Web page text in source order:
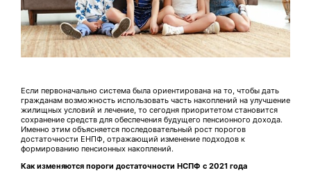
Если первоначально система была ориентирована на то, чтобы дать
гражданам возможность использовать часть накоплений на улучшение
жилищных условий и лечение, то сегодня приоритетом становится
сохранение средств для обеспечения будущего пенсионного дохода.
Именно этим объясняется последовательный рост порогов
достаточности ЕНПФ, отражающий изменение подходов к
формированию пенсионных накоплений.
Как изменяются пороги достаточности НСПФ с 2021 года